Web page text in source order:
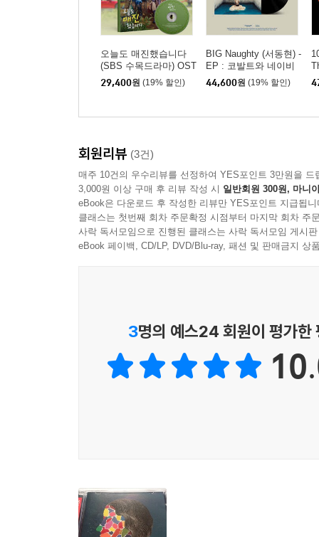
오늘도 매진했습니다
(SBS 수목드라마) OST
29,400원 (19% 할인)
BIG Naughty (서동현) -
EP : 코발트와 네이비
그 사이 [LP]
44,600원 (19% 할인)
회원리뷰 (3건)
매주 10건의 우수리뷰를 선정하여 YES포인트 3만원을 드
3,000원 이상 구매 후 리뷰 작성 시 일반회원 300원, 마니
eBook은 다운로드 후 작성한 리뷰만 YES포인트 지급됩니
클래스는 첫번째 회차 주문확정 시점부터 마지막 회차 주
사락 독서모임으로 진행된 클래스는 사락 독서모임 게시
eBook 페이백, CD/LP, DVD/Blu-ray, 패션 및 판매금지 상
3명의 예스24 회원이 평가한